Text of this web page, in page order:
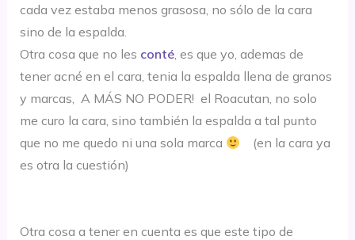
cada vez estaba menos grasosa, no sólo de la cara
sino de la espalda.
Otra cosa que no les conté, es que yo, ademas de
tener acné en el cara, tenia la espalda llena de granos
y marcas, A MÁS NO PODER! el Roacutan, no solo
me curo la cara, sino también la espalda a tal punto
que no me quedo ni una sola marca
(en la cara ya
es otra la cuestión)
Otra cosa a tener en cuenta es que este tipo de